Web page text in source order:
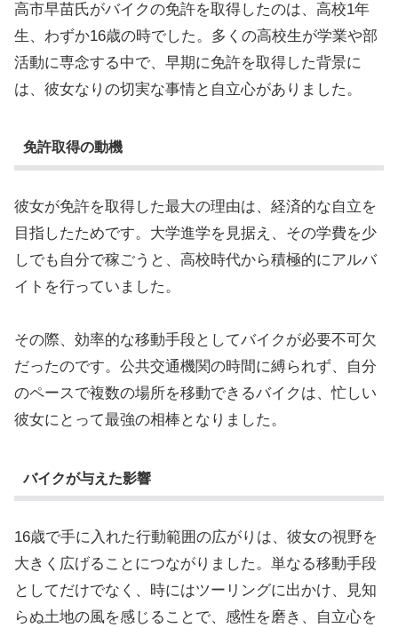
高市早苗氏がバイクの免許を取得したのは、高校1年
生、わずか16歳の時でした。多くの高校生が学業や部
活動に専念する中で、早期に免許を取得した背景に
は、彼女なりの切実な事情と自立心がありました。
免許取得の動機
彼女が免許を取得した最大の理由は、経済的な自立を
目指したためです。大学進学を見据え、その学費を少
しでも自分で稼ごうと、高校時代から積極的にアルバ
イトを行っていました。
その際、効率的な移動手段としてバイクが必要不可欠
だったのです。公共交通機関の時間に縛られず、自分
のペースで複数の場所を移動できるバイクは、忙しい
彼女にとって最強の相棒となりました。
バイクが与えた影響
16歳で手に入れた行動範囲の広がりは、彼女の視野を
大きく広げることにつながりました。単なる移動手段
としてだけでなく、時にはツーリングに出かけ、見知
らぬ土地の風を感じることで、感性を磨き、自立心を